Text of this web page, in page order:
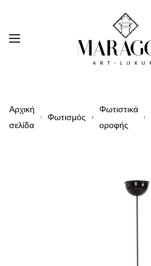
Αρχική
σελίδα
Φωτισμός
Φωτιστικά
οροφής